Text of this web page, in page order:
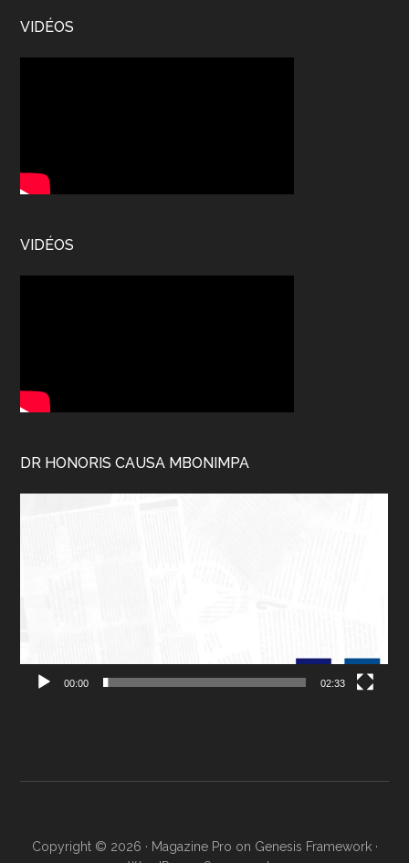
Footer
VIDÉOS
VIDÉOS
DR HONORIS CAUSA MBONIMPA
00:00 02:33
Copyright © 2026 · Magazine Pro on Genesis Framework·